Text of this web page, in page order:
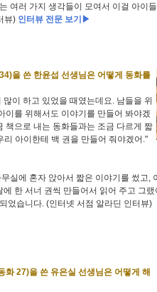
여러 가지 생각들이 모여서 이걸 아이
뷰) 인터뷰 전문 보기▶
을 쓴 한윤섭 선생님은 어떻게 동화를
이 하고 있었을 때였는데요. 남들을 위
이를 위해서도 이야기를 만들어 봐야겠
책으로 내는 동화들과는 조금 다르게 짧
아이한테 백 권을 만들어 줘야겠어."
실에 혼자 앉아서 짧은 이야기를 썼고,
한 서너 권씩 만들어서 읽어 주고 그
었습니다. (인터넷 서점 알라딘 인터뷰)
27)을 쓴 유은실 선생님은 어떻게 해